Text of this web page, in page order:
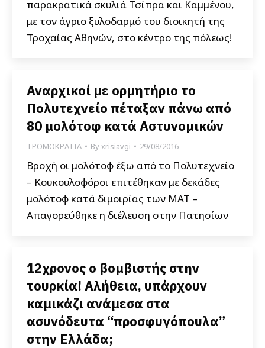
παρακρατικά σκυλιά Τσίπρα και Καμμένου,
με τον άγριο ξυλοδαρμό του διοικητή της
Τροχαίας Αθηνών, στο κέντρο της πόλεως!
Αναρχικοί με ορμητήριο το
Πολυτεχνείο πέταξαν πάνω από
80 μολότοφ κατά Αστυνομικών
ΤΡΟΜΟΚΡΑΤΙΑ Byxrisiavgi 29/08/2016
Βροχή οι μολότοφ έξω από το Πολυτεχνείο
– Κουκουλοφόροι επιτέθηκαν με δεκάδες
μολότοφ κατά διμοιρίας των ΜΑΤ –
Απαγορεύθηκε η διέλευση στην Πατησίων
12χρονος ο βομβιστής στην
τουρκία! Αλήθεια, υπάρχουν
καμικάζι ανάμεσα στα
ασυνόδευτα “προσφυγόπουλα”
στην Ελλάδα;